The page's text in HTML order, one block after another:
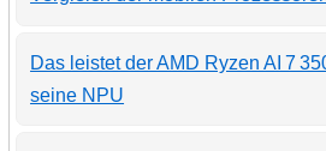
Das leistet der AMD Ryzen AI 7
seine NPU